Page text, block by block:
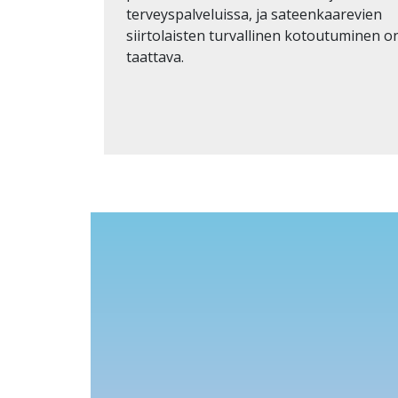
terveyspalveluissa, ja sateenkaarevien
siirtolaisten turvallinen kotoutuminen
taattava.